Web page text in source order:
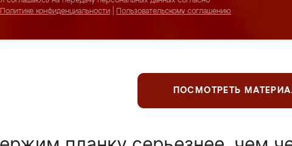
Политике конфиденциальности
Пользовательскому соглашению
ПОСМОТРЕТЬ